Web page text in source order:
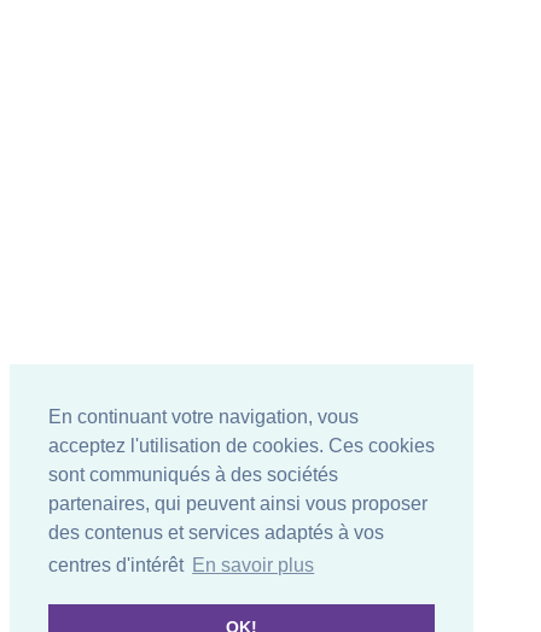
En continuant votre navigation, vous
acceptez l'utilisation de cookies. Ces cookies
sont communiqués à des sociétés
partenaires, qui peuvent ainsi vous proposer
des contenus et services adaptés à vos
centres d'intérêt En savoir plus
OK!